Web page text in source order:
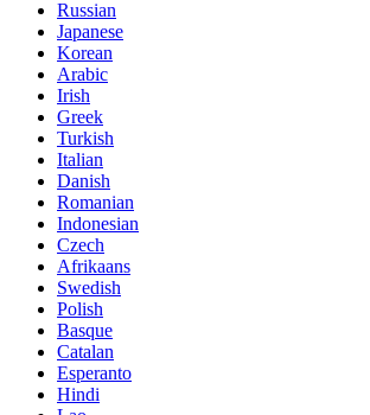
Russian
Japanese
Korean
Arabic
Irish
Greek
Turkish
Italian
Danish
Romanian
Indonesian
Czech
Afrikaans
Swedish
Polish
Basque
Catalan
Esperanto
Hindi